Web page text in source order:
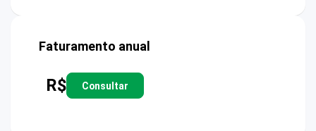
Faturamento anual
R$ Consultar